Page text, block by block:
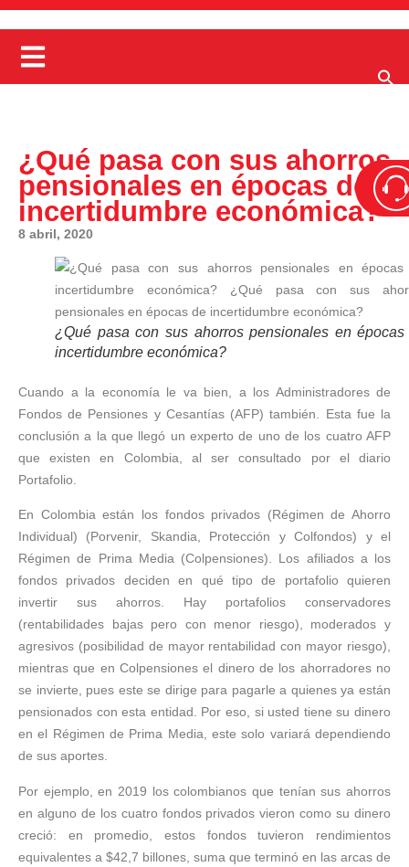
¿Qué pasa con sus ahorros
pensionales en épocas de
incertidumbre económica?
8 abril, 2020
¿Qué pasa con sus ahorros pensionales en épocas
incertidumbre económica?
Cuando a la economía le va bien, a los Administradores de
Fondos de Pensiones y Cesantías (AFP) también. Esta fue la
conclusión a la que llegó un experto de uno de los cuatro AFP
que existen en Colombia, al ser consultado por el diario
Portafolio.
En Colombia están los fondos privados (Régimen de Ahorro
Individual) (Porvenir, Skandia, Protección y Colfondos) y el
Régimen de Prima Media (Colpensiones). Los afiliados a los
fondos privados deciden en qué tipo de portafolio quieren
invertir sus ahorros. Hay portafolios conservadores
(rentabilidades bajas pero con menor riesgo), moderados y
agresivos (posibilidad de mayor rentabilidad con mayor riesgo),
mientras que en Colpensiones el dinero de los ahorradores no
se invierte, pues este se dirige para pagarle a quienes ya están
pensionados con esta entidad. Por eso, si usted tiene su dinero
en el Régimen de Prima Media, este solo variará dependiendo
de sus aportes.
Por ejemplo, en 2019 los colombianos que tenían sus ahorros
en alguno de los cuatro fondos privados vieron como su dinero
creció: en promedio, estos fondos tuvieron rendimientos
equivalentes a $42,7 billones, suma que terminó en las arcas de